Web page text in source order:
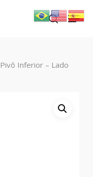
search
Menu
Pivô Inferior – Lado